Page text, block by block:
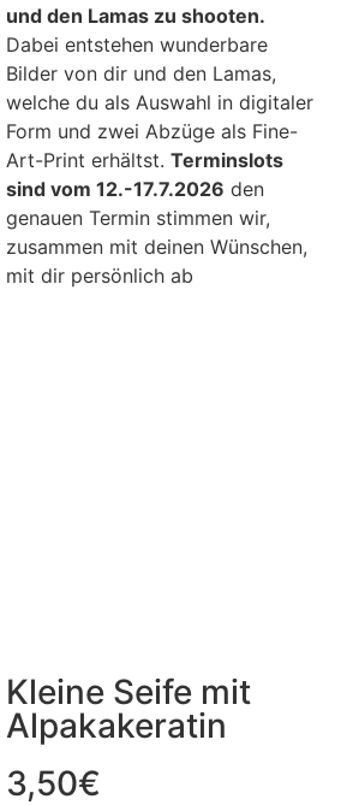
und den Lamas zu shooten.
Dabei entstehen wunderbare
Bilder von dir und den Lamas,
welche du als Auswahl in digitaler
Form und zwei Abzüge als Fine-
Art-Print erhältst. Terminslots
sind vom 12.-17.7.2026 den
genauen Termin stimmen wir,
zusammen mit deinen Wünschen,
mit dir persönlich ab
Kleine Seife mit
Alpakakeratin
3,50€